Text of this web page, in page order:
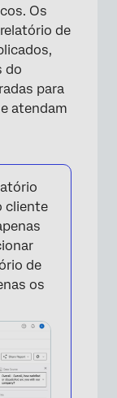
×
Os
de
do
para
atendam
cliente
de
os